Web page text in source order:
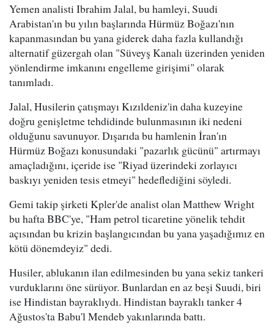
Yemen analisti Ibrahim Jalal, bu hamleyi, Suudi
Arabistan'ın bu yılın başlarında Hürmüz Boğazı'nın
kapanmasından bu yana giderek daha fazla kullandığı
alternatif güzergah olan "Süveyş Kanalı üzerinden yeniden
yönlendirme imkanını engelleme girişimi" olarak
tanımladı.
Jalal, Husilerin çatışmayı Kızıldeniz'in daha kuzeyine
doğru genişletme tehdidinde bulunmasının iki nedeni
olduğunu savunuyor. Dışarıda bu hamlenin İran'ın
Hürmüz Boğazı konusundaki "pazarlık gücünü" artırmayı
amaçladığını, içeride ise "Riyad üzerindeki zorlayıcı
baskıyı yeniden tesis etmeyi" hedeflediğini söyledi.
Gemi takip şirketi Kpler'de analist olan Matthew Wright
bu hafta BBC'ye, "Ham petrol ticaretine yönelik tehdit
açısından bu krizin başlangıcından bu yana yaşadığımız en
kötü dönemdeyiz" dedi.
Husiler, ablukanın ilan edilmesinden bu yana sekiz tankeri
vurduklarını öne sürüyor. Bunlardan en az beşi Suudi, biri
ise Hindistan bayraklıydı. Hindistan bayraklı tanker 4
Ağustos'ta Babu'l Mendeb yakınlarında battı.